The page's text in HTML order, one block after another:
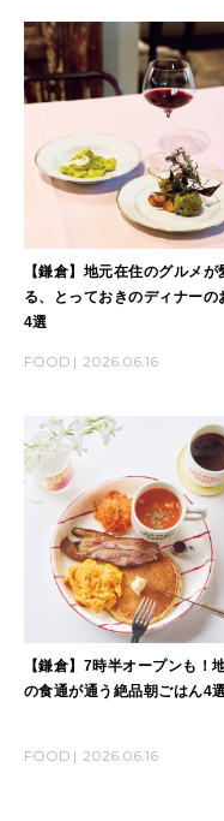
【鎌倉】地元在住のグルメが
る、とっておきのディナーの
4選
FOOD 2026.06.16
【鎌倉】7時半オープンも！
の食通が通う絶品朝ごはん4
FOOD 2026.06.16